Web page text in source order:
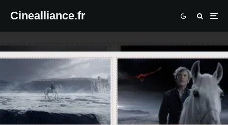
Cinealliance.fr